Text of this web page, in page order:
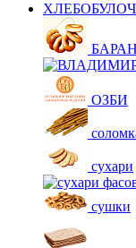
ОЗБИ
сухари
сушки